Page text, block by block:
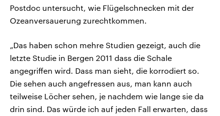
Postdoc untersucht, wie Flügelschnecken mit der
Ozeanversauerung zurechtkommen.
„Das haben schon mehre Studien gezeigt, auch die
letzte Studie in Bergen 2011 dass die Schale
angegriffen wird. Dass man sieht, die korrodiert so.
Die sehen auch angefressen aus, man kann auch
teilweise Löcher sehen, je nachdem wie lange sie da
drin sind. Das würde ich auf jeden Fall erwarten, dass